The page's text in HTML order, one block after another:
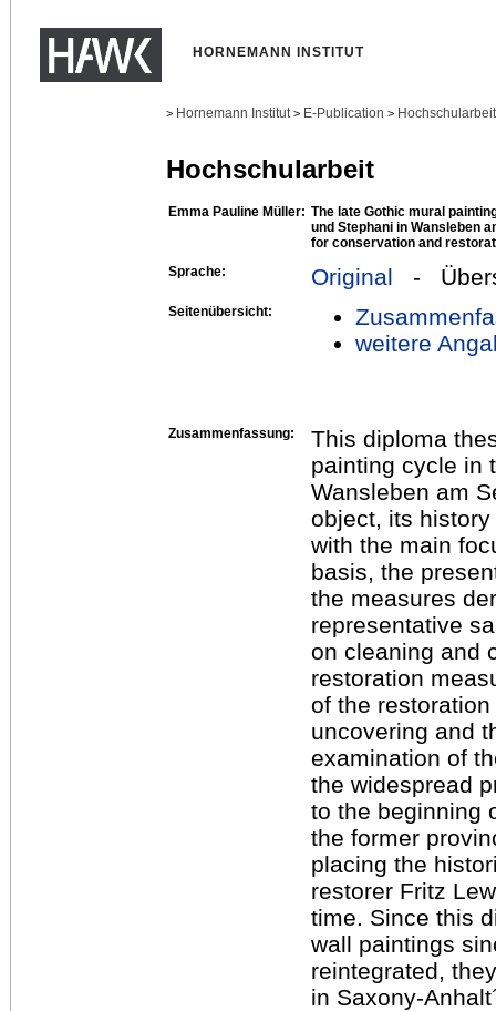
HORNEMANN INSTITUT
> Hornemann Institut > E-Publication >
Hochschularbeit
Emma Pauline Müller: The late Gothic mural
und Stephani in Wansleben
for conservation and
Sprache:
Original -
Seitenübersicht:
weitere
Zusammenfassung:
This diploma
painting cycle in
Wansleben am
object, its
with the main
basis, the
the measures
representative
on cleaning and
restoration
of the
uncovering and
examination of
the widespread
to the beginning
the former
placing the
restorer Fritz
time. Since this
wall paintings
reintegrated,
in Saxony-